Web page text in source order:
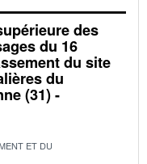
des
du 16
du site
du
(31) -
ET DU